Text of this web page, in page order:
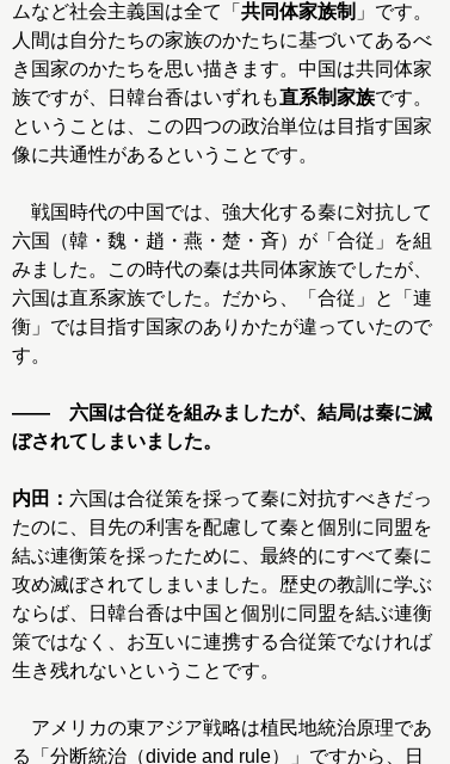
ムなど社会主義国は全て「 共同体家族制 」です。
人間は自分たちの家族のかたちに基づいてあるべ
き国家のかたちを思い描きます。中国は共同体家
族ですが、日韓台香はいずれも直系制家族です。
ということは、この四つの政治単位は目指す国家
像に共通性があるということです。
戦国時代の中国では、強大化する秦に対抗して
六国（韓・魏・趙・燕・楚・斉）が「合従」を組
みました。この時代の秦は共同体家族でしたが、
六国は直系家族でした。だから、「合従」と「連
衡」では目指す国家のありかたが違っていたので
す。
―― 六国は合従を組みましたが、結局は秦に滅
ぼされてしまいました。
内田： 六国は合従策を採って秦に対抗すべきだっ
たのに、目先の利害を配慮して秦と個別に同盟を
結ぶ連衡策を採ったために、最終的にすべて秦に
攻め滅ぼされてしまいました。歴史の教訓に学ぶ
ならば、日韓台香は中国と個別に同盟を結ぶ連衡
策ではなく、お互いに連携する合従策でなければ
生き残れないということです。
アメリカの東アジア戦略は植民地統治原理であ
る「分断統治（divide and rule）」ですから、日